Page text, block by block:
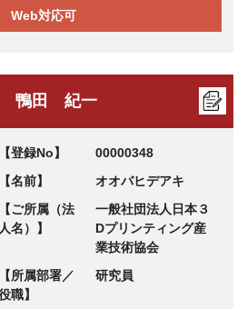
Web対応可
鴨田 紀一
【登録No】
00000348
【名前】
オオバヒデアキ
【ご所属（法
人名）】
一般社団法人日本３
Dプリンティング産
業技術協会
【所属部署／
職】
研究員